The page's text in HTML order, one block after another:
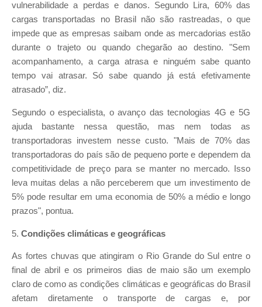
vulnerabilidade a perdas e danos. Segundo Lira, 60% das
cargas transportadas no Brasil não são rastreadas, o que
impede que as empresas saibam onde as mercadorias estão
durante o trajeto ou quando chegarão ao destino. "Sem
acompanhamento, a carga atrasa e ninguém sabe quanto
tempo vai atrasar. Só sabe quando já está efetivamente
atrasado”, diz.
Segundo o especialista, o avanço das tecnologias 4G e 5G
ajuda bastante nessa questão, mas nem todas as
transportadoras investem nesse custo. "Mais de 70% das
transportadoras do país são de pequeno porte e dependem da
competitividade de preço para se manter no mercado. Isso
leva muitas delas a não perceberem que um investimento de
5% pode resultar em uma economia de 50% a médio e longo
prazos", pontua.
5. Condições climáticas e geográficas
As fortes chuvas que atingiram o Rio Grande do Sul entre o
final de abril e os primeiros dias de maio são um exemplo
claro de como as condições climáticas e geográficas do Brasil
afetam diretamente o transporte de cargas e, por